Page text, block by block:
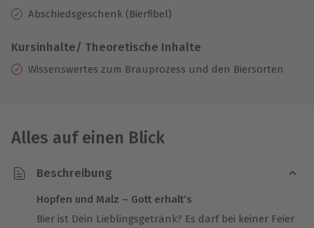
Abschiedsgeschenk (Bierfibel)
Kursinhalte/ Theoretische Inhalte
Wissenswertes zum Brauprozess und den Biersorten
Alles auf einen Blick
Beschreibung
Hopfen und Malz – Gott erhalt‘s
Bier ist Dein Lieblingsgetränk? Es darf bei keiner Feier